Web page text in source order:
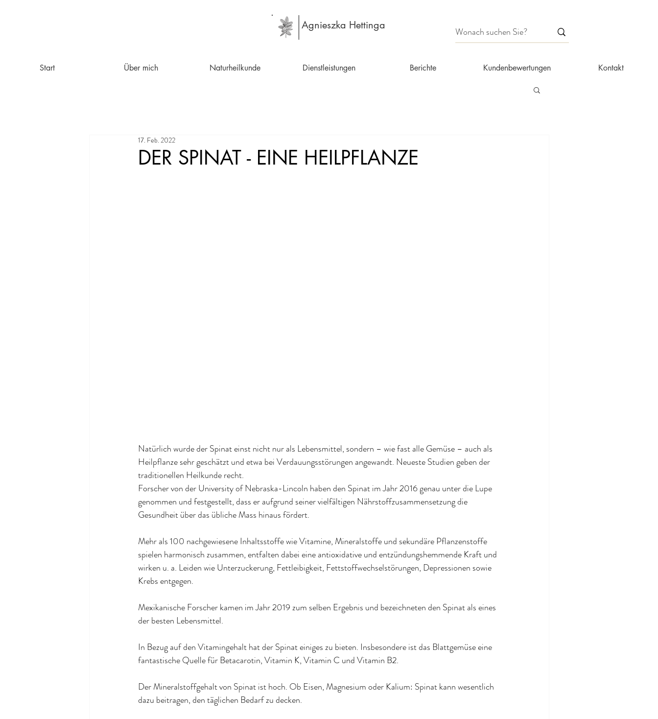
Agnieszka Hettinga
Start Über mich Naturheilkunde Dienstleistungen Berichte Kundenbewertungen Kontakt
DER SPINAT - EINE HEILPFLANZE
17. Feb. 2022
Natürlich wurde der Spinat einst nicht nur als Lebensmittel, sondern – wie fast alle Gemüse – auch als
Heilpflanze sehr geschätzt und etwa bei Verdauungsstörungen angewandt. Neueste Studien geben der
traditionellen Heilkunde recht.
Forscher von der University of Nebraska-Lincoln haben den Spinat im Jahr 2016 genau unter die Lupe
genommen und festgestellt, dass er aufgrund seiner vielfältigen Nährstoffzusammensetzung die
Gesundheit über das übliche Mass hinaus fördert.
Mehr als 100 nachgewiesene Inhaltsstoffe wie Vitamine, Mineralstoffe und sekundäre Pflanzenstoffe
spielen harmonisch zusammen, entfalten dabei eine antioxidative und entzündungshemmende Kraft und
wirken u. a. Leiden wie Unterzuckerung, Fettleibigkeit, Fettstoffwechselstörungen, Depressionen sowie
Krebs entgegen.
Mexikanische Forscher kamen im Jahr 2019 zum selben Ergebnis und bezeichneten den Spinat als eines
der besten Lebensmittel.
In Bezug auf den Vitamingehalt hat der Spinat einiges zu bieten. Insbesondere ist das Blattgemüse eine
fantastische Quelle für Betacarotin, Vitamin K, Vitamin C und Vitamin B2.
Der Mineralstoffgehalt von Spinat ist hoch. Ob Eisen, Magnesium oder Kalium: Spinat kann wesentlich
dazu beitragen, den täglichen Bedarf zu decken.